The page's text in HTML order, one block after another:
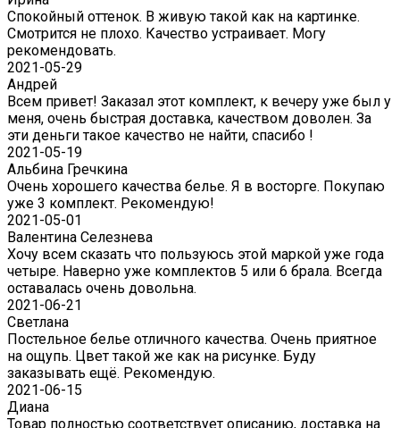
Спокойный оттенок. В живую такой как на картинке.
Смотрится не плохо. Качество устраивает. Могу
рекомендовать.
2021-05-29
Андрей
Всем привет! Заказал этот комплект, к вечеру уже был у
меня, очень быстрая доставка, качеством доволен. За
эти деньги такое качество не найти, спасибо !
2021-05-19
Альбина Гречкина
Очень хорошего качества белье. Я в восторге. Покупаю
уже 3 комплект. Рекомендую!
2021-05-01
Валентина Селезнева
Хочу всем сказать что пользуюсь этой маркой уже года
четыре. Наверно уже комплектов 5 или 6 брала. Всегда
оставалась очень довольна.
2021-06-21
Светлана
Постельное белье отличного качества. Очень приятное
на ощупь. Цвет такой же как на рисунке. Буду
заказывать ещё. Рекомендую.
2021-06-15
Диана
Товар полностью соответствует описанию, доставка на